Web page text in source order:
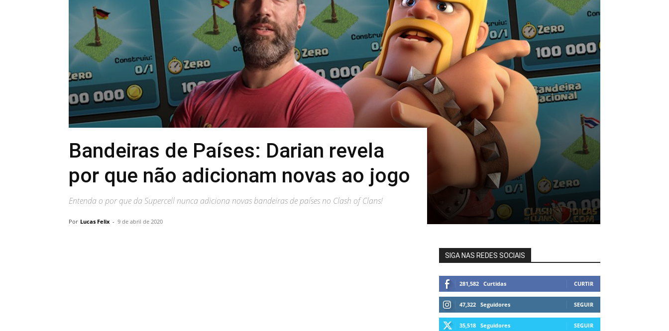
Bandeiras de Países: Darian revela
por que não adicionam novas ao jogo
Entenda o por que da Supercell nunca adiciona novas bandeiras de países no Clash of Clans!
Por Lucas Felix - 9 de abril de 2020
SIGA NAS REDES SOCIAIS
281,582 Curtidas CURTIR
47,322 Seguidores SEGUIR
35,518 Seguidores SEGUIR